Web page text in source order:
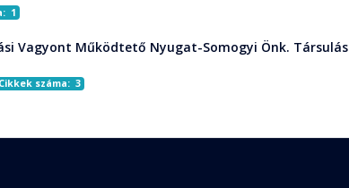
1
Vagyont Működtető Nyugat-Somogyi Önk. Társulás
Cikkek száma: 3